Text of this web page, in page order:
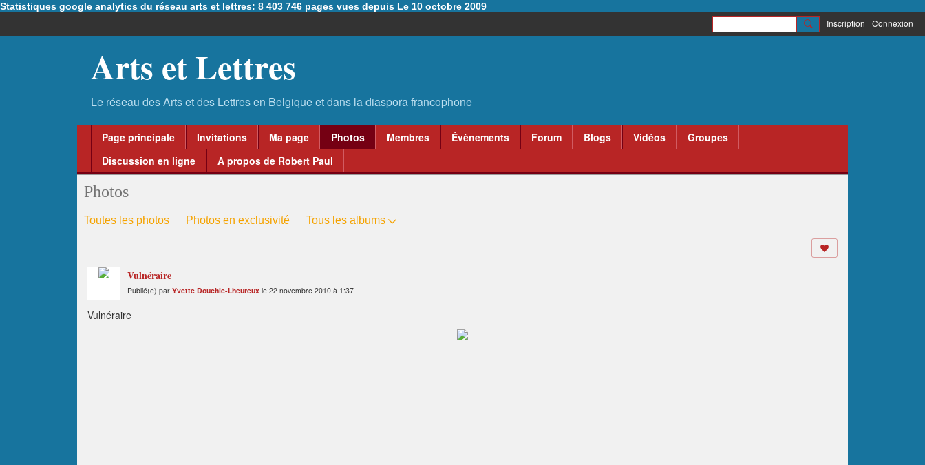
Statistiques google analytics du réseau arts et lettres: 8 403 746 pages vues depuis Le 10 octobre 2009
Inscription Connexion
Arts et Lettres
Page principale Invitations Ma page Photos Membres Évènements Forum Blogs Vidéos
Groupes
Discussion en ligne
A propos de Robert Paul
Photos
Toutes les photos Photos en exclusivité Tous les albums
Vulnéraire
Publié(e) par Yvette Douchie-Lheureux le 22 novembre 2010 à 1:37
Vulnéraire